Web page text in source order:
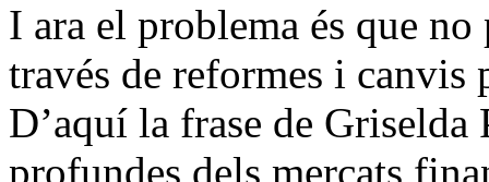
I ara el problema és que
través de reformes i
D’aquí la frase de Griselda
profundes dels mercats